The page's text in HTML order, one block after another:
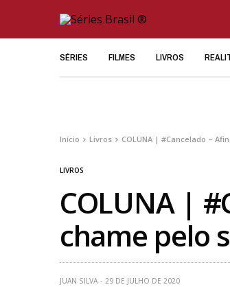
SÉRIES FILMES LIVROS
Início Livros COLUNA | #Cancelado –
LIVROS
COLUNA |
chame pelo
JUAN SILVA 29 DE JULHO DE 2020